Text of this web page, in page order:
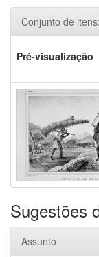
Conjunto de itens:
Pré-visualização
Sugestões
Assunto